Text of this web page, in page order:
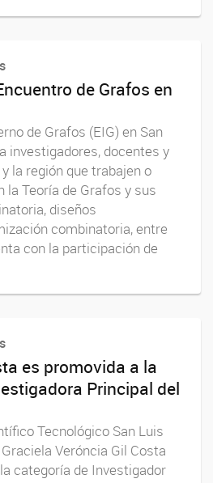
de Grafos en
de Grafos (EIG) en San
investigadores, docentes y
la región que trabajen o
la Teoría de Grafos y sus
diseños
combinatoria, entre
con la participación de
es promovida a la
Principal del
Tecnológico San Luis
Veróncia Gil Costa
categoría de Investigador